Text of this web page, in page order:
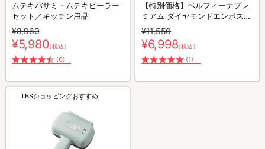
ムテキバサミ・ムテキピーラー
セット／キッチン用品
¥8,960
¥5,980（税込）
(6)
【特別価格】ベルフィーナプレ
ミアム ダイヤモンドエンボスパ
ン プラス 蓋付24cm深型／フラ
イパン
¥11,550
¥6,998（税込）
(1)
TBSショッピングおすすめ